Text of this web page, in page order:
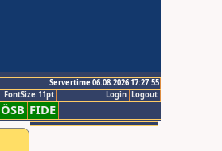
Servertime 06.08.2026 17:27:55
Logout
Login
FontSize:11pt
ÖSB FIDE